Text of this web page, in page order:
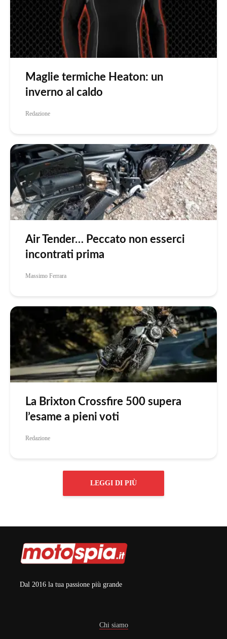
Maglie termiche Heaton: un
inverno al caldo
Redazione
Air Tender… Peccato non esserci
incontrati prima
Massimo Ferrara
La Brixton Crossfire 500 supera
l’esame a pieni voti
Redazione
LEGGI DI PIÙ
Dal 2016 la tua passione più grande
Chi siamo